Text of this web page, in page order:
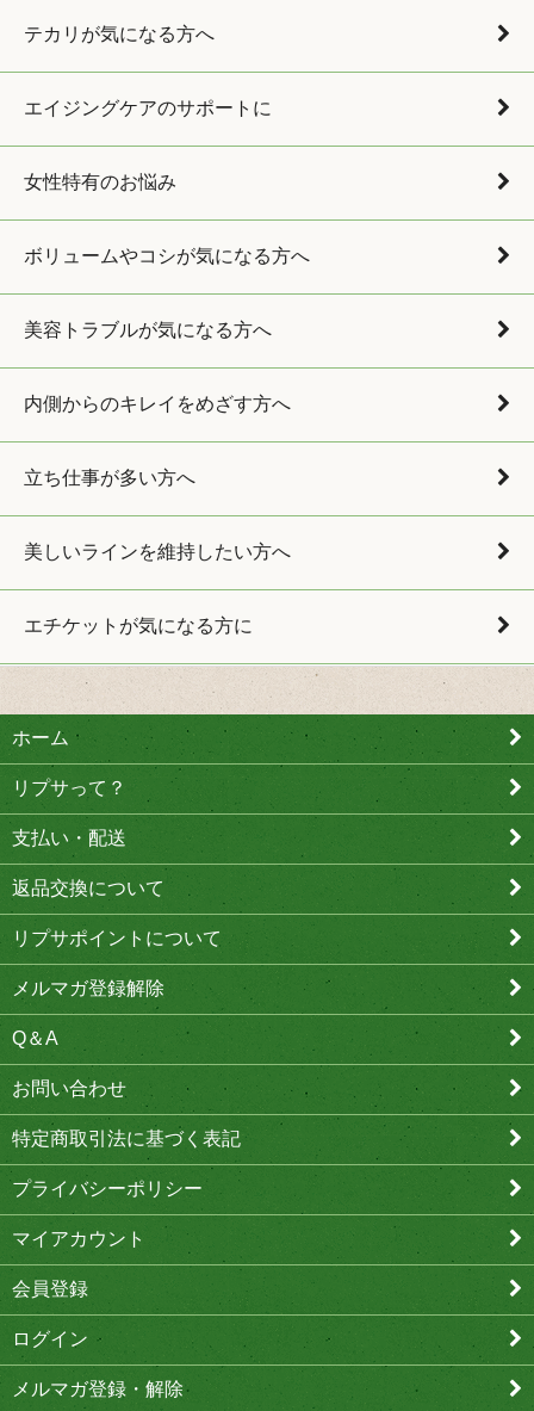
テカリが気になる方へ
エイジングケアのサポートに
女性特有のお悩み
ボリュームやコシが気になる方へ
美容トラブルが気になる方へ
内側からのキレイをめざす方へ
立ち仕事が多い方へ
美しいラインを維持したい方へ
エチケットが気になる方に
ホーム
リプサって？
支払い・配送
返品交換について
リプサポイントについて
メルマガ登録解除
Q＆A
お問い合わせ
特定商取引法に基づく表記
プライバシーポリシー
マイアカウント
会員登録
ログイン
メルマガ登録・解除